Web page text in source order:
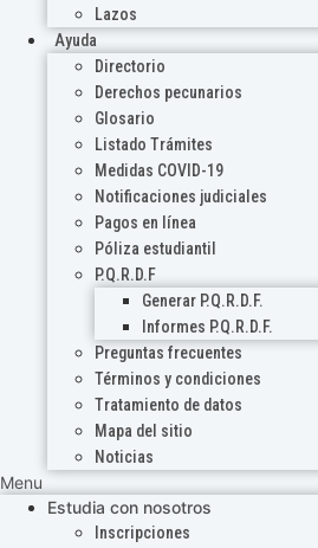
Lazos
Ayuda
Directorio
Derechos pecunarios
Glosario
Listado Trámites
Medidas COVID-19
Notificaciones judiciales
Pagos en línea
Póliza estudiantil
P.Q.R.D.F
Generar P.Q.R.D.F.
Informes P.Q.R.D.F.
Preguntas frecuentes
Términos y condiciones
Tratamiento de datos
Mapa del sitio
Noticias
Menu
Estudia con nosotros
Inscripciones